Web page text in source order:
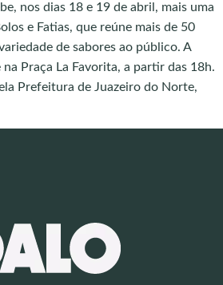
nos dias 18 e 19 de abril, mais uma
e Fatias, que reúne mais de 50
de sabores ao público. A
Praça La Favorita, a partir das 18h.
Prefeitura de Juazeiro do Norte,